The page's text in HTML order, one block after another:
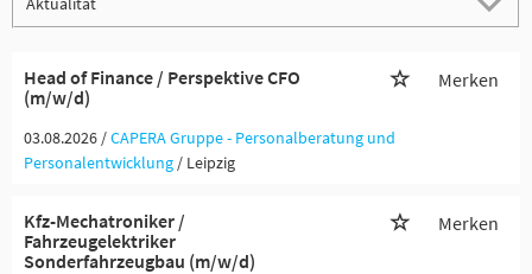
Head of Finance / Perspektive CFO
(m/w/d)
Merken
03.08.2026 /CAPERA Gruppe - Personalberatung und
Personalentwicklung / Leipzig
Kfz-Mechatroniker /
Fahrzeugelektriker
Sonderfahrzeugbau (m/w/d)
Merken